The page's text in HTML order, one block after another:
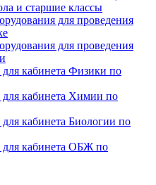
и старшие классы
для проведения
для проведения
кабинета Физики по
кабинета Химии по
кабинета Биологии по
для кабинета ОБЖ по